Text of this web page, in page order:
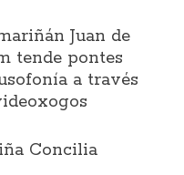
Juan de
tende pontes
a través
Concilia